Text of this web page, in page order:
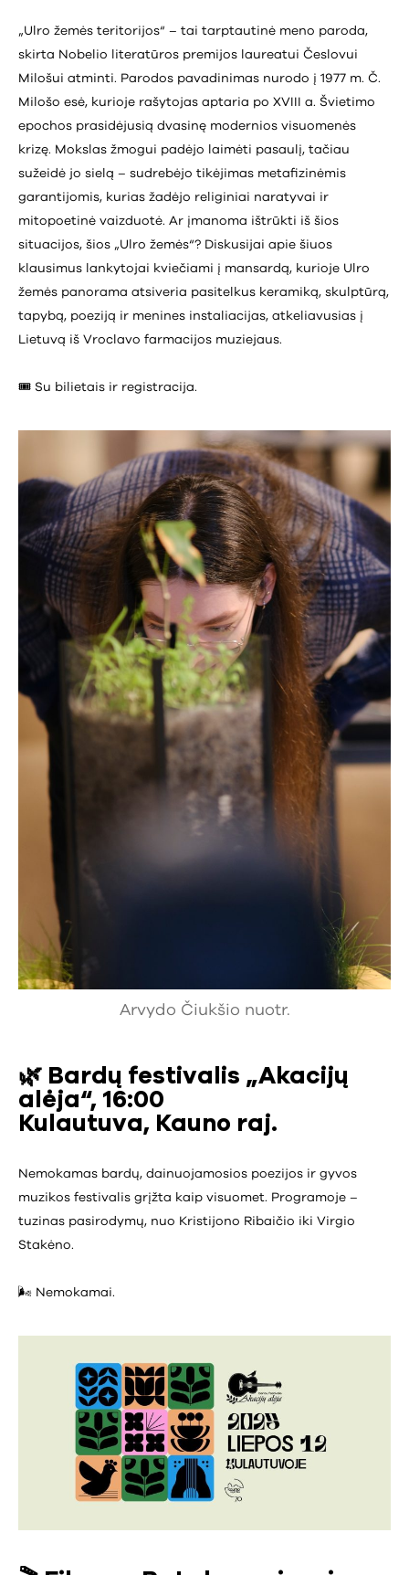
„Ulro žemės teritorijos“ – tai tarptautinė meno paroda,
skirta Nobelio literatūros premijos laureatui Česlovui
Milošui atminti. Parodos pavadinimas nurodo į 1977 m. Č.
Milošo esė, kurioje rašytojas aptaria po XVIII a. Švietimo
epochos prasidėjusią dvasinę modernios visuomenės
krizę. Mokslas žmogui padėjo laimėti pasaulį, tačiau
sužeidė jo sielą – sudrebėjo tikėjimas metafizinėmis
garantijomis, kurias žadėjo religiniai naratyvai ir
mitopoetinė vaizduotė. Ar įmanoma ištrūkti iš šios
situacijos, šios „Ulro žemės“? Diskusijai apie šiuos
klausimus lankytojai kviečiami į mansardą, kurioje Ulro
žemės panorama atsiveria pasitelkus keramiką, skulptūrą,
tapybą, poeziją ir menines instaliacijas, atkeliavusias į
Lietuvą iš Vroclavo farmacijos muziejaus.
🎟️ Su bilietais ir registracija.
Arvydo Čiukšio nuotr.
🌿 Bardų festivalis „Akacijų
alėja“, 16:00
Kulautuva, Kauno raj.
Nemokamas bardų, dainuojamosios poezijos ir gyvos
muzikos festivalis grįžta kaip visuomet. Programoje –
tuzinas pasirodymų, nuo Kristijono Ribaičio iki Virgio
Stakėno.
🌬️ Nemokamai.